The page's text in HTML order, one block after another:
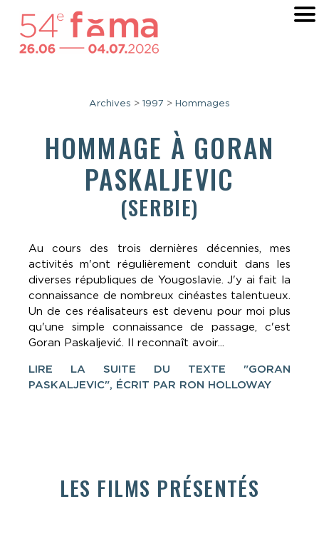
Archives > 1997 > Hommages
HOMMAGE À GORAN
PASKALJEVIC
(SERBIE)
Au cours des trois dernières décennies, mes
activités m'ont régulièrement conduit dans les
diverses républiques de Yougoslavie. J'y ai fait la
connaissance de nombreux cinéastes talentueux.
Un de ces réalisateurs est devenu pour moi plus
qu'une simple connaissance de passage, c'est
Goran Paskaljević. Il reconnaît avoir...
LIRE LA SUITE DU TEXTE "GORAN
PASKALJEVIC", ÉCRIT PAR RON HOLLOWAY
LES FILMS PRÉSENTÉS